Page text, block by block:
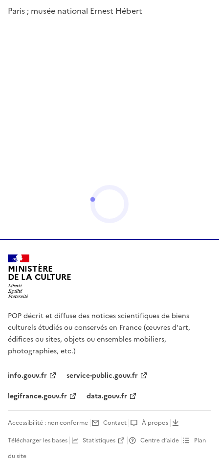
Paris ; musée national Ernest Hébert
MINISTÈRE
DE LA CULTURE
POP décrit et diffuse des notices scientifiques de biens
culturels étudiés ou conservés en France (œuvres d'art,
édifices ou sites, objets ou ensembles mobiliers,
photographies, etc.)
info.gouv.fr
service-public.gouv.fr
legifrance.gouv.fr
data.gouv.fr
Accessibilité : non conforme Contact
À propos
Télécharger les bases
Statistiques Centre d’aide
Plan
du site